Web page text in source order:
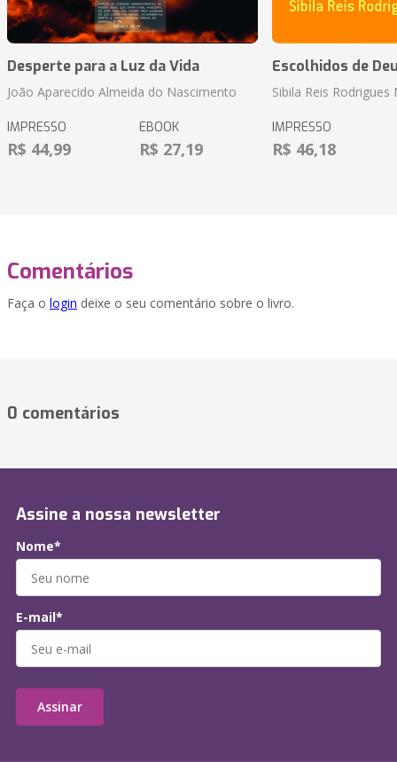
Desperte para a Luz da Vida
João Aparecido Almeida do Nascimento
IMPRESSO
R$ 44,99
EBOOK
R$ 27,19
Escolhidos de
Sibila Reis
IMPRESSO
R$ 46,18
Comentários
Faça o login deixe o seu comentário sobre o livro.
0 comentários
Assine a nossa newsletter
Nome*
E-mail*
Assinar